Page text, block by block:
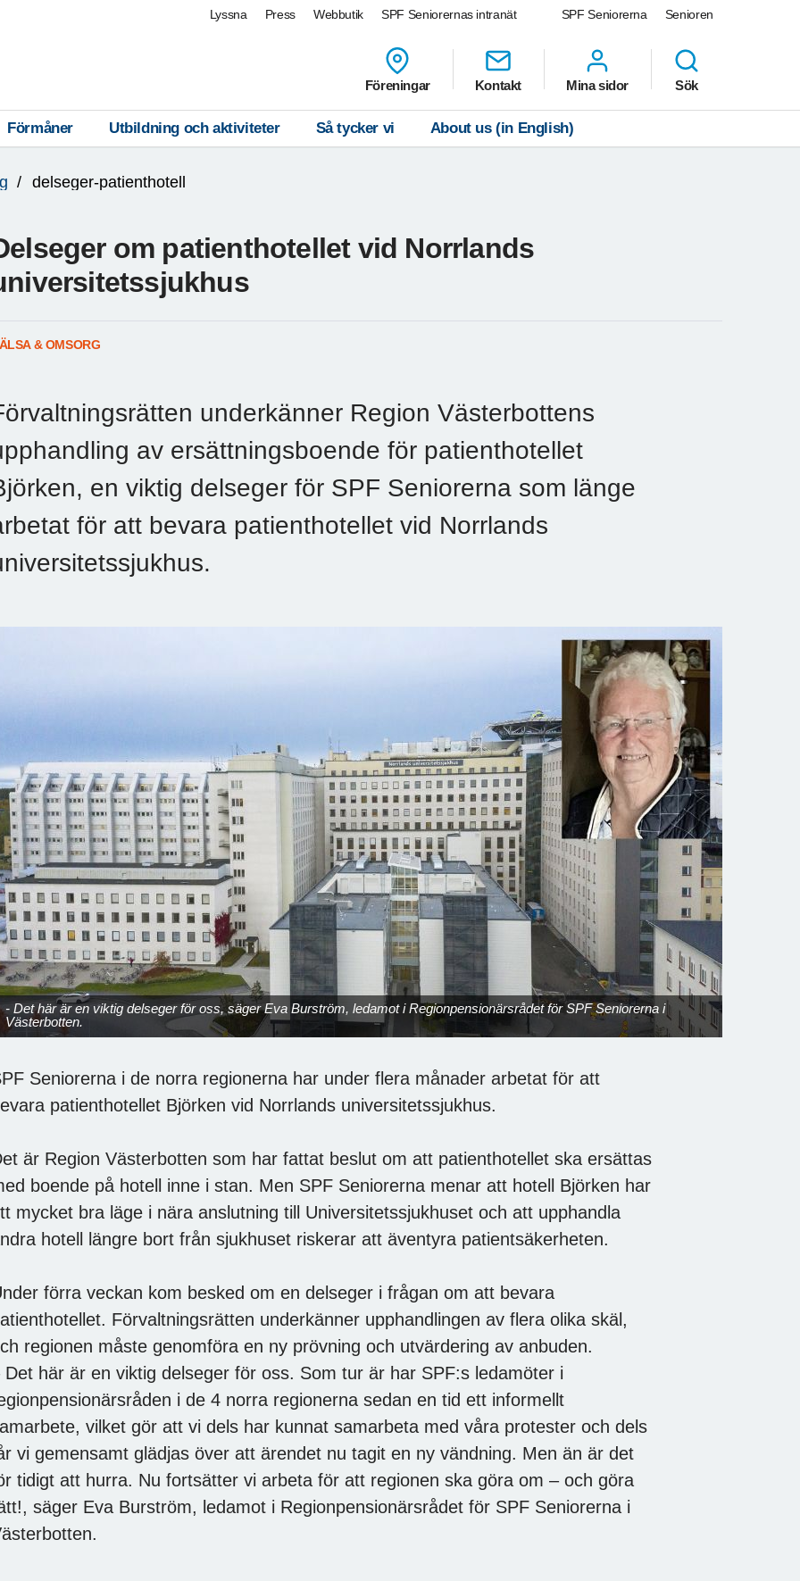
SPF Seniorerna Senioren
Lyssna Press Webbutik SPF Seniorernas intranät
Föreningar Kontakt Mina sidor Sök
Förmåner Utbildning och aktiviteter Så tycker vi About us (in English)
delseger-patienthotell
om patienthotellet vid Norrlands
& OMSORG
underkänner Region Västerbottens
av ersättningsboende för patienthotellet
en viktig delseger för SPF Seniorerna som länge
för att bevara patienthotellet vid Norrlands
- Det här är en viktig delseger för oss, säger Eva Burström, ledamot i Regionpensionärsrådet för SPF Seniorerna i
Västerbotten.
Seniorerna i de norra regionerna har under flera månader arbetat för att
patienthotellet Björken vid Norrlands universitetssjukhus.
är Region Västerbotten som har fattat beslut om att patienthotellet ska ersättas
boende på hotell inne i stan. Men SPF Seniorerna menar att hotell Björken har
mycket bra läge i nära anslutning till Universitetssjukhuset och att upphandla
hotell längre bort från sjukhuset riskerar att äventyra patientsäkerheten.
förra veckan kom besked om en delseger i frågan om att bevara
Förvaltningsrätten underkänner upphandlingen av flera olika skäl,
regionen måste genomföra en ny prövning och utvärdering av anbuden.
Det här är en viktig delseger för oss. Som tur är har SPF:s ledamöter i
i de 4 norra regionerna sedan en tid ett informellt
vilket gör att vi dels har kunnat samarbeta med våra protester och dels
vi gemensamt glädjas över att ärendet nu tagit en ny vändning. Men än är det
tidigt att hurra. Nu fortsätter vi arbeta för att regionen ska göra om – och göra
säger Eva Burström, ledamot i Regionpensionärsrådet för SPF Seniorerna i